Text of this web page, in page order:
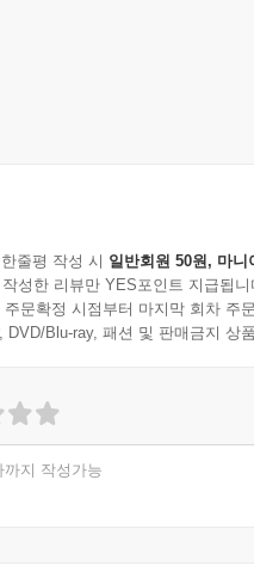
줄평 작성 시 일반회원 50원, 마니
성한 리뷰만 YES포인트 지급됩니
문확정 시점부터 마지막 회차 주
DVD/Blu-ray, 패션 및 판매금지 상
지 작성가능